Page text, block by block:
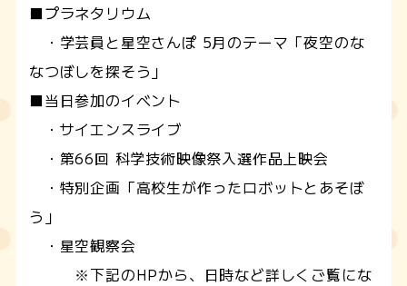
■プラネタリウム
・学芸員と星空さんぽ 5月のテーマ「夜空のな
なつぼしを探そう」
■当日参加のイベント
・サイエンスライブ
・第66回 科学技術映像祭入選作品上映会
・特別企画「高校生が作ったロボットとあそぼ
う」
・星空観察会
※下記のHPから、日時など詳しくご覧にな